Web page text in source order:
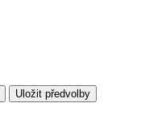
Uložit předvolby